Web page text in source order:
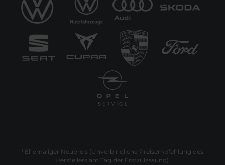
1 Ehemaliger Neupreis (Unverbindliche Preisempfehlung des
Herstellers am Tag der Erstzulassung).